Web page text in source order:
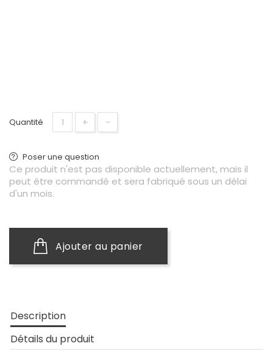
Quantité + −
Poser une question
Ce produit n'est pas disponible actuellement, mais il
peut être commandé et sera fabriqué sous un délai
d'un mois.
Ajouter au panier
Description
Détails du produit